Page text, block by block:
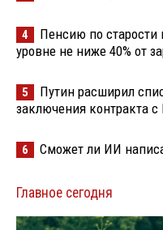
4
Пенсию по старости
уровне не ниже 40% от
5
Путин расширил
заключения контракта
6 Сможет ли ИИ
Главное сегодня